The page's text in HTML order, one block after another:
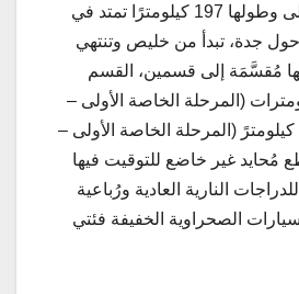
المرحلة الخاصة الأولى وطولها 197 كيلومترًا تمتد في
حول جدة، تبدأ من خليص وتنتهي
مُقسَّمَة إلى قسمين، القسم
طوله 109 كيلومترات (المرحلة الخاصة الأولى –
ب)، والآخر طوله 88 كيلومترً (المرحلة الخاصة الأولى –
مُحايد غير خاضع للتوقيت فيها
النارية العادية ورُباعية
الصحراوية الخفيفة فئتي